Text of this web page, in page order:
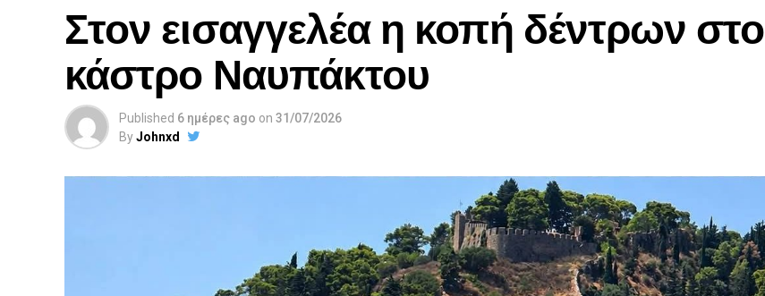
Στον εισαγγελέα η κοπή δέντρων στο
κάστρο Ναυπάκτου
Published 6 ημέρες ago on 31/07/2026
ByJohnxd